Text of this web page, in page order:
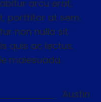
arcu erat,
porttitor at sem
non nulla sit
quis ac lectus.
malesuada.
Austin